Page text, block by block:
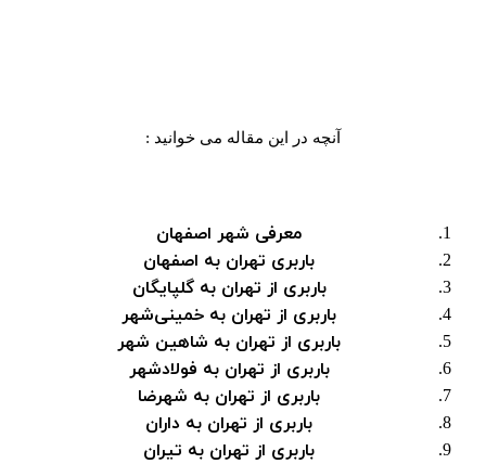
آنچه در این مقاله می خوانید :
معرفی شهر اصفهان
باربری تهران به اصفهان
باربری از تهران به گلپایگان
باربری از تهران به خمینی‌شهر
باربری از تهران به شاهین شهر
باربری از تهران به فولادشهر
باربری از تهران به شهرضا
باربری از تهران به داران
باربری از تهران به تیران